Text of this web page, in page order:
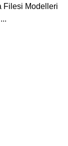
Filesi Modelleri